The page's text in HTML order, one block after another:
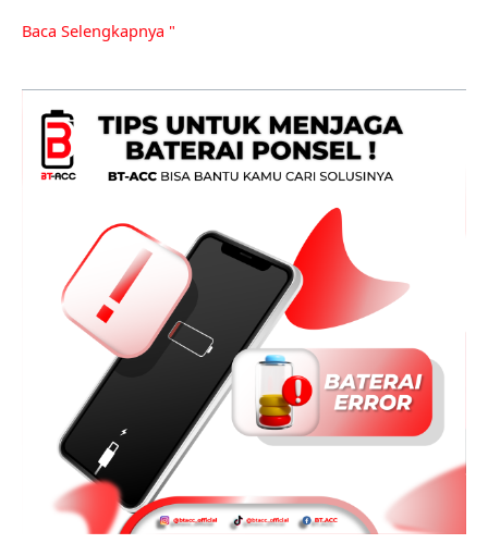
Baca Selengkapnya "
Masalah
Dengan
Baterai